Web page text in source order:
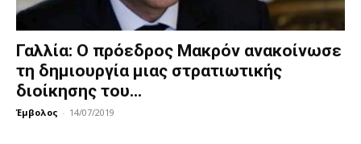
Γαλλία: Ο πρόεδρος Μακρόν ανακοίνωσε
τη δημιουργία μιας στρατιωτικής
διοίκησης του...
Έμβολος - 14/07/2019